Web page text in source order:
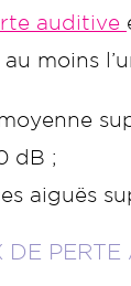
auditive
moins
dB ;
aiguës
DE PERTE